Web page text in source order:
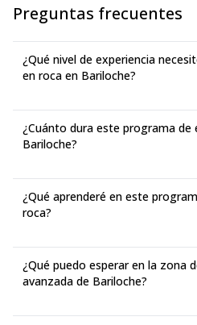
Preguntas frecuentes
¿Qué nivel de experiencia
en roca en Bariloche?
¿Cuánto dura este programa de
Bariloche?
¿Qué aprenderé en este
roca?
¿Qué puedo esperar en la zona
avanzada de Bariloche?